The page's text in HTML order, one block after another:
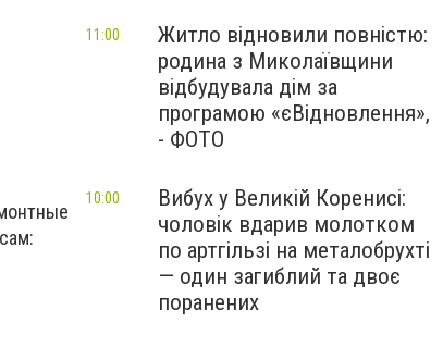
Житло відновили повністю:
родина з Миколаївщини
відбудувала дім за
програмою «єВідновлення»,
- ФОТО
11:00
Вибух у Великій Коренисі:
чоловік вдарив молотком
по артгільзі на металобрухті
— один загиблий та двоє
поранених
10:00